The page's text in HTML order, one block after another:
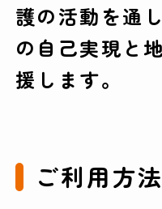
護の活動を通
の自己実現と
援します。
ご利用方法